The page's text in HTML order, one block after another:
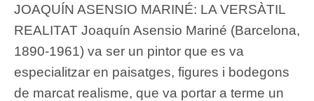
JOAQUÍN ASENSIO MARINÉ: LA VERSÀTIL
REALITAT Joaquín Asensio Mariné (Barcelona,
1890-1961) va ser un pintor que es va
especialitzar en paisatges, figures i bodegons
de marcat realisme, que va portar a terme un